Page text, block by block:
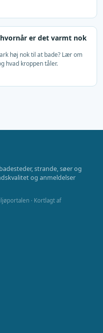
er det varmt nok
høj nok til at bade? Lær om
hvad kroppen tåler.
strande, søer og
og anmeldelser
· Kortlagt af